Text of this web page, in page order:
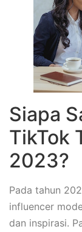
Siapa
TikTok
2023?
Pada tahun
influencer
dan inspirasi.